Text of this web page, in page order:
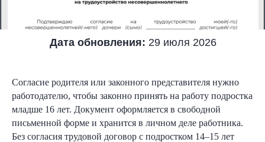
Дата обновления: 29 июля 2026
Согласие родителя или законного представителя нужно
работодателю, чтобы законно принять на работу подростка
младше 16 лет. Документ оформляется в свободной
письменной форме и хранится в личном деле работника.
Без согласия трудовой договор с подростком 14–15 лет